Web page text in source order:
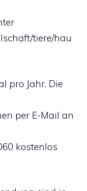
tiere/hau
pro Jahr. Die
per E-Mail an
kostenlos